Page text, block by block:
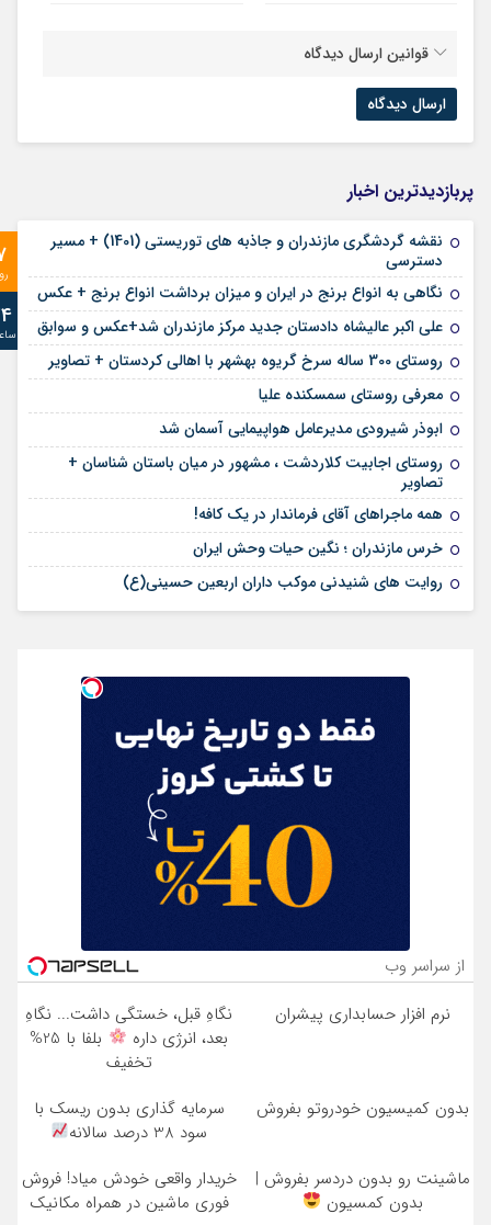
قوانین ارسال دیدگاه
پربازدیدترین اخبار
نقشه گردشگری مازندران و جاذبه های توریستی (1401) + مسیر
دسترسی
نگاهی به انواع برنج در ایران و میزان برداشت انواع برنج + عکس
علی‌ اکبر عالیشاه دادستان جدید مرکز مازندران شد+عکس و سوابق
روستای 300 ساله سرخ ‌گریوه بهشهر با اهالی کردستان + تصاویر
معرفی روستای سمسکنده علیا
ابوذر شیرودی مدیرعامل هواپیمایی آسمان شد
روستای اجابیت کلاردشت ، مشهور در میان باستان شناسان +
تصاویر
همه ماجراهای آقای فرماندار در یک کافه!
خرس مازندران ؛ نگین حیات وحش ایران
روایت های شنیدنی موکب داران اربعین حسینی(ع)
از سراسر وب
نرم افزار حسابداری پیشران
نگاهِ قبل، خستگی داشت... نگاهِ
بعد، انرژی داره
بلفا با 25%
تخفیف
بدون کمیسیون خودروتو بفروش
سرمایه گذاری بدون ریسک با
سود 38 درصد سالانه
ماشینت رو بدون دردسر بفروش |
بدون کمسیون
خریدار واقعی خودش میاد! فروش
فوری ماشین در همراه مکانیک